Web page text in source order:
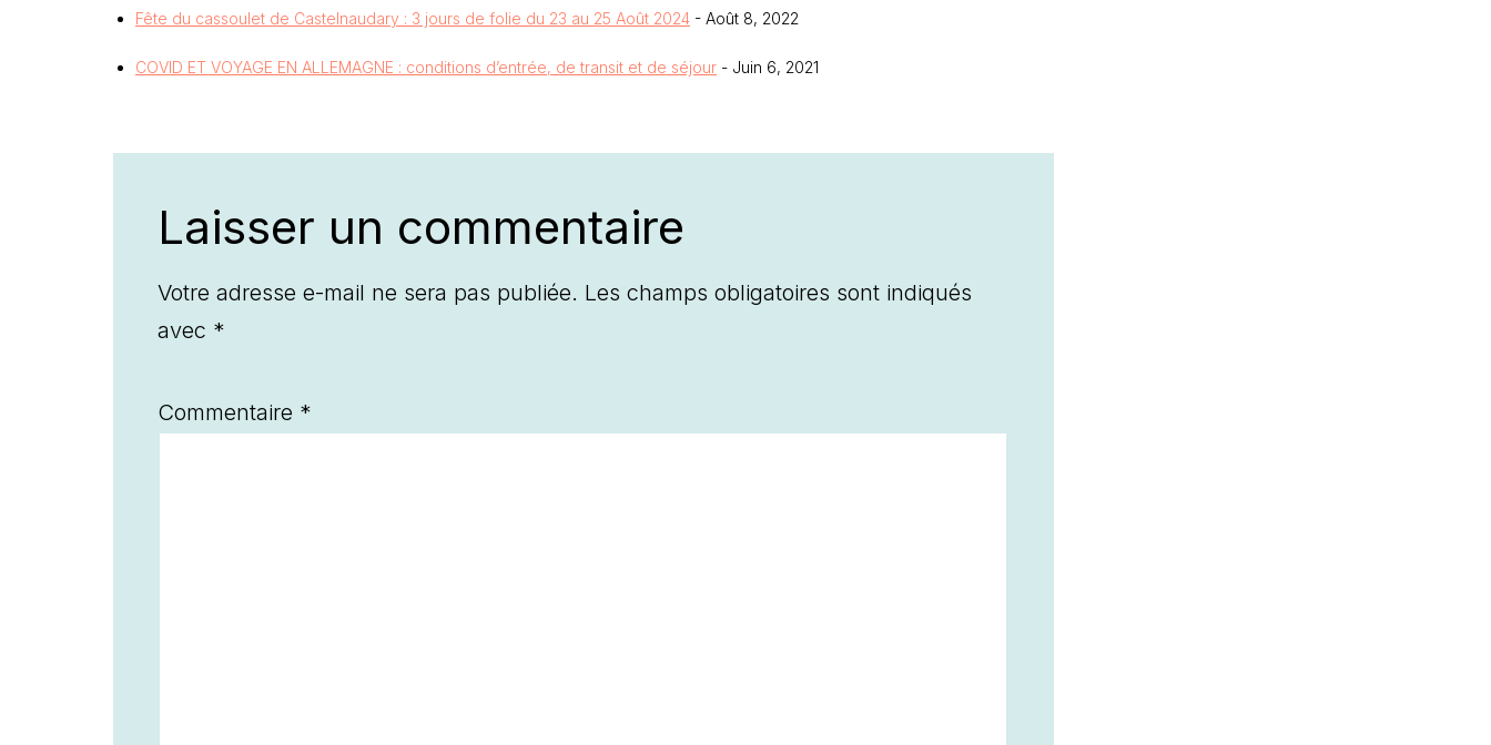
Fête du cassoulet de Castelnaudary : 3 jours de folie du 23 au 25 Août 2024 - Août 8, 2022
COVID ET VOYAGE EN ALLEMAGNE : conditions d’entrée, de transit et de séjour - Juin 6, 2021
Laisser un commentaire
Votre adresse e-mail ne sera pas publiée. Les champs obligatoires sont indiqués
avec *
Commentaire *